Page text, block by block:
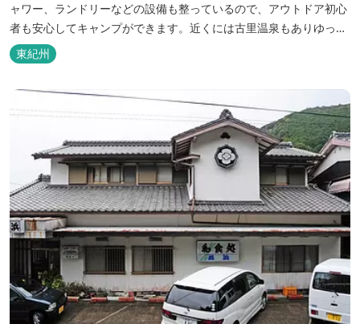
ャワー、ランドリーなどの設備も整っているので、アウトドア初心
者も安心してキャンプができます。近くには古里温泉もありゆっく
りのんびり過ごしたい方に最高！
東紀州